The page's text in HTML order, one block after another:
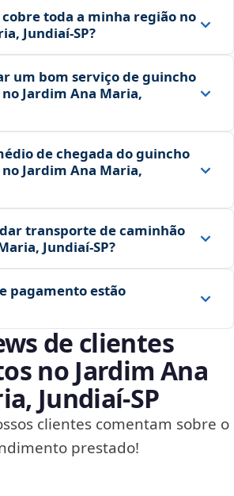
toda a minha região no
Jundiaí‑SP?
um bom serviço de guincho
Jardim Ana Maria,
de chegada do guincho
Jardim Ana Maria,
transporte de caminhão
Jundiaí‑SP?
pagamento estão
de clientes
no Jardim Ana
Jundiaí‑SP
clientes comentam sobre o
prestado!